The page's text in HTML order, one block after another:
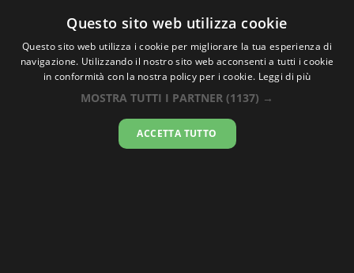
Oraesatta.co
Ora EsattaRotterdam
22:09:10
Questo sito web utilizza cookie
Questo sito web utilizza i cookie per migliorare la tua esperienza di
navigazione. Utilizzando il nostro sito web acconsenti a tutti i cookie
in conformità con la nostra policy per i cookie. Leggi di più
MOSTRA TUTTI I PARTNER (1137) →
ACCETTA TUTTO